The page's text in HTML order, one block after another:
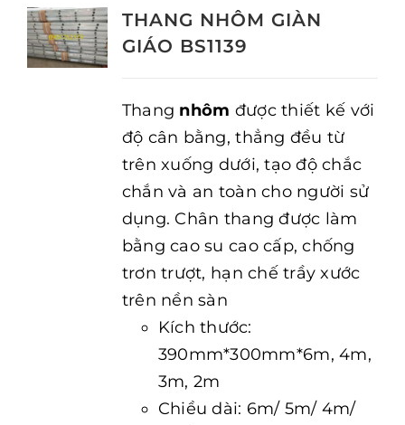
THANG NHÔM GIÀN
GIÁO BS1139
Thang nhôm được thiết kế với
độ cân bằng, thẳng đều từ
trên xuống dưới, tạo độ chắc
chắn và an toàn cho người sử
dụng. Chân thang được làm
bằng cao su cao cấp, chống
trơn trượt, hạn chế trầy xước
trên nền sàn
Kích thước:
390mm*300mm*6m, 4m,
3m, 2m
Chiều dài: 6m/ 5m/ 4m/